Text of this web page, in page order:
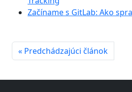
Začíname s GitLab: Ako
« Predchádzajúci článok